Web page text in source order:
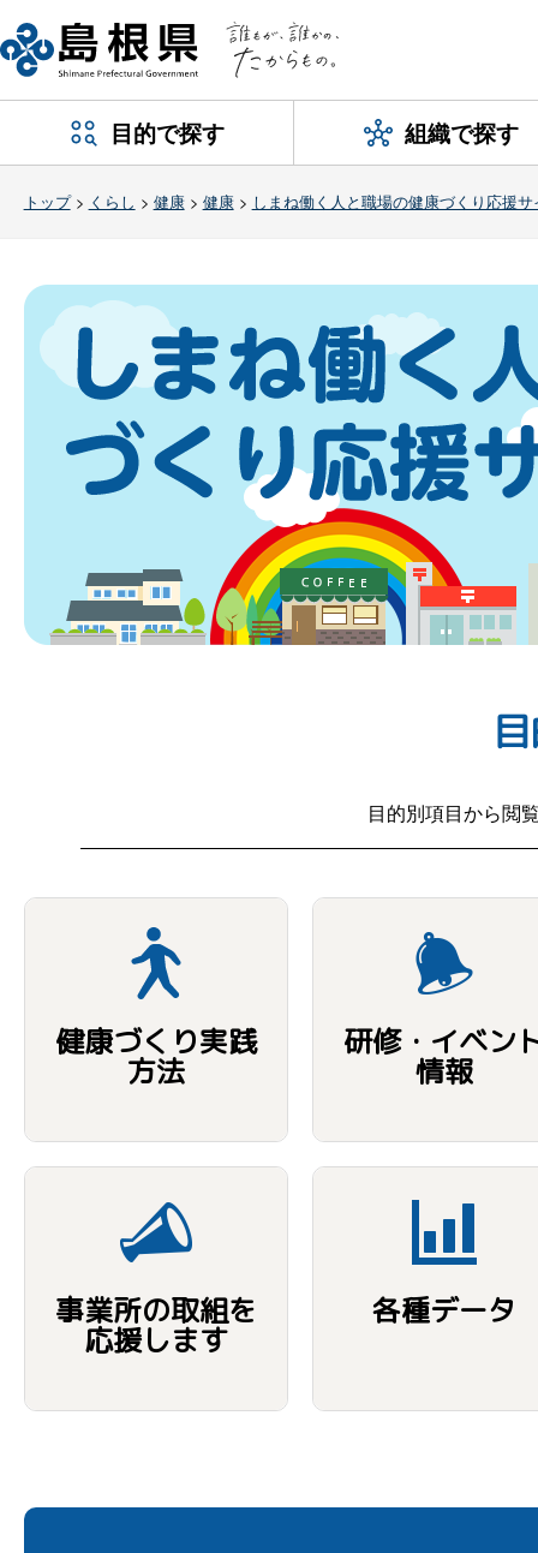
目的で探す 組織で探す
トップ> くらし > 健康> 健康> しまね働く人と職場の健康づくり応援サ
目的別項目から閲
健康づくり実践
方法
研修・イベン
情報
事業所の取組を
応援します
各種データ